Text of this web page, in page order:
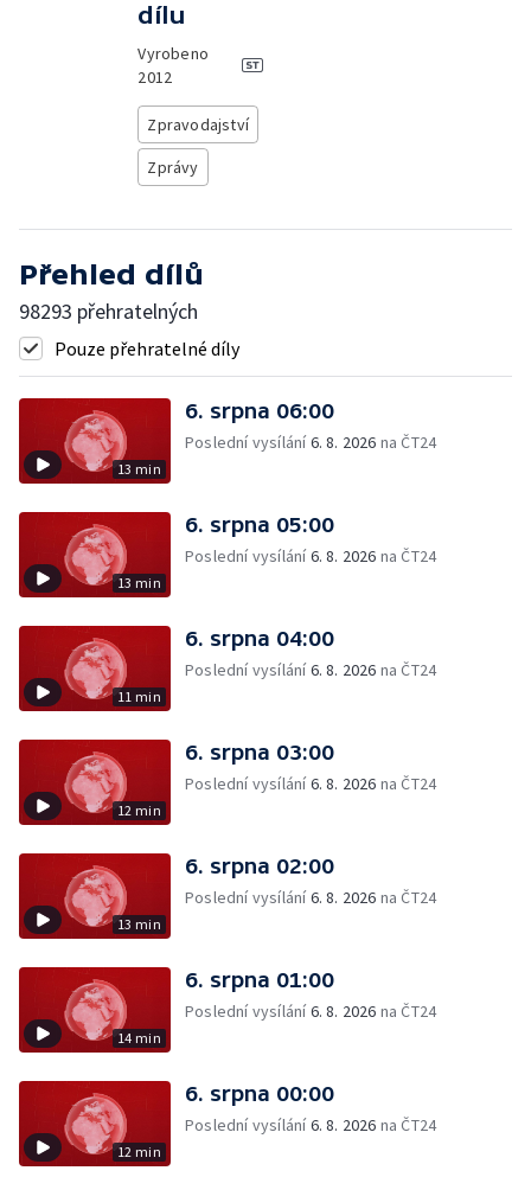
dílu
Vyrobeno
2012
Zpravodajství
Zprávy
Přehled dílů
98293 přehratelných
Pouze přehratelné díly
13 min
6. srpna 06:00
Poslední vysílání6. 8. 2026 na ČT24
13 min
6. srpna 05:00
Poslední vysílání6. 8. 2026 na ČT24
11 min
6. srpna 04:00
Poslední vysílání6. 8. 2026 na ČT24
12 min
6. srpna 03:00
Poslední vysílání6. 8. 2026 na ČT24
13 min
6. srpna 02:00
Poslední vysílání6. 8. 2026 na ČT24
14 min
6. srpna 01:00
Poslední vysílání6. 8. 2026 na ČT24
12 min
6. srpna 00:00
Poslední vysílání6. 8. 2026 na ČT24